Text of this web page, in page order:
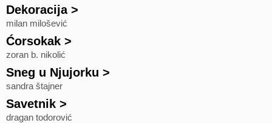
Dekoracija>
milan milošević
Ćorsokak >
zoran b. nikolić
Sneg u Njujorku >
sandra štajner
Savetnik >
dragan todorović